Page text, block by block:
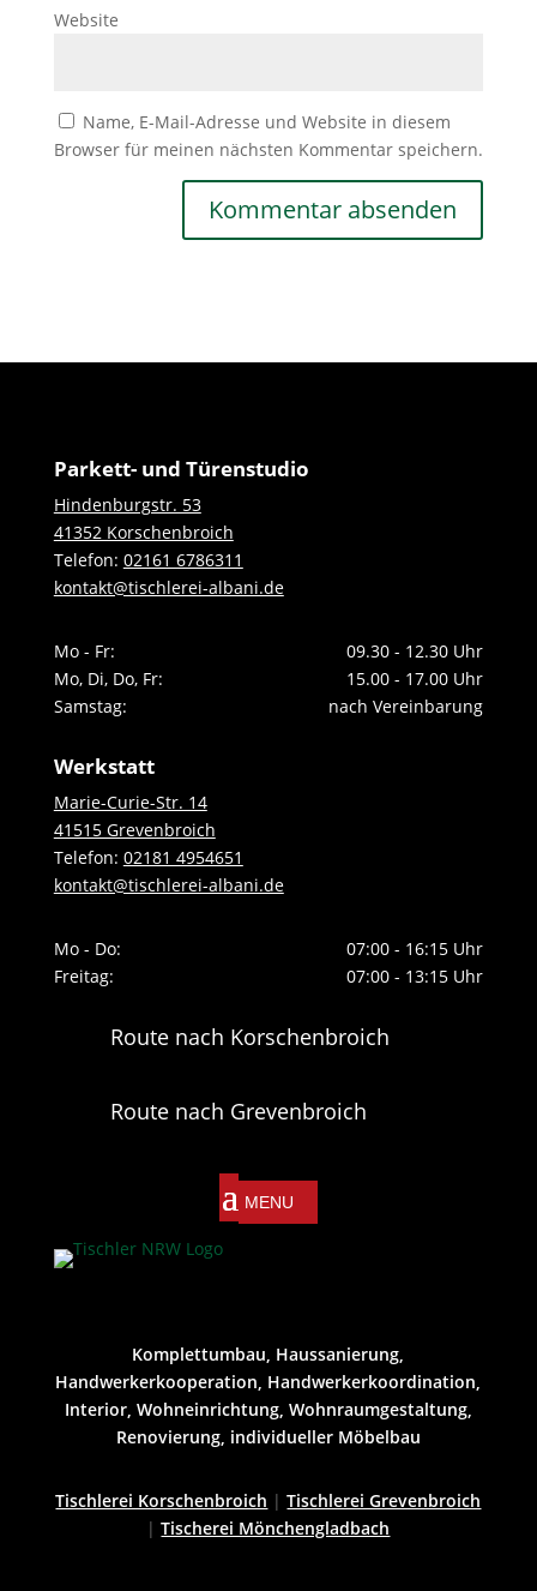
Website
Name, E-Mail-Adresse und Website in diesem
Browser für meinen nächsten Kommentar speichern.
Parkett- und Türenstudio
Hindenburgstr. 53
41352 Korschenbroich
Telefon: 02161 6786311
kontakt@tischlerei-albani.de
Mo - Fr:
09.30 - 12.30 Uhr
Mo, Di, Do, Fr:
15.00 - 17.00 Uhr
Samstag:
nach Vereinbarung
Werkstatt
Marie-Curie-Str. 14
41515 Grevenbroich
Telefon: 02181 4954651
kontakt@tischlerei-albani.de
Mo - Do:
07:00 - 16:15 Uhr
Freitag:
07:00 - 13:15 Uhr
Route nach Korschenbroich
Route nach Grevenbroich
Komplettumbau, Haussanierung,
Handwerkerkooperation, Handwerkerkoordination,
Interior, Wohneinrichtung, Wohnraumgestaltung,
Renovierung, individueller Möbelbau
Tischlerei Korschenbroich |Tischlerei Grevenbroich
|Tischerei Mönchengladbach